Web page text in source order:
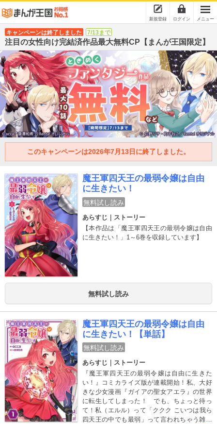
新規登録 ログイン メニュー
キャンペーンは終了しました 7/13まで
注目の女性向け完結済作品最大無料CP【まんが王国限定】
このキャンペーンは2026年7月13日に終了しました。
魔王軍四天王の最弱令嬢は自由
に生きたい！
無料試し読み
あらすじ｜ストーリー
【本作品は「魔王軍四天王の最弱令嬢は自由
に生きたい！」1～6巻を収録しています】
無料試し読み
魔王軍四天王の最弱令嬢は自由
に生きたい！【単話】
無料試し読み
あらすじ｜ストーリー
『魔王軍四天王の最弱令嬢は自由に生きた
い！』コミカライズ版が連載開始！私、大好
きな少女漫画『ガイアの聖女アエラ』の世界
に転生してしまった！ でも、ちょっと待っ
て！私（エルル）って「ククク こいつは我ら
四天王の中でも最弱」って言われちゃう雑魚